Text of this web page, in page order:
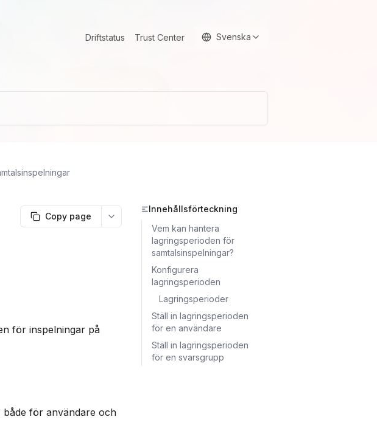
Driftstatus Trust Center Svenska
Copy page More options
för inspelningar på
både för användare och
Innehållsförteckning
Vem kan hantera
lagringsperioden för
samtalsinspelningar?
Konfigurera
lagringsperioden
Lagringsperioder
Ställ in lagringsperioden
för en användare
Ställ in lagringsperioden
för en svarsgrupp